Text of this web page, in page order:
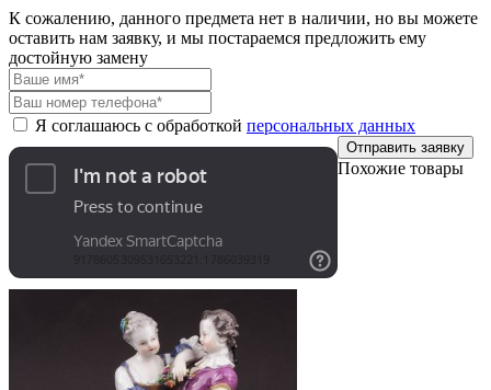
К сожалению, данного предмета нет в наличии, но вы можете
оставить нам заявку, и мы постараемся предложить ему
достойную замену
Я соглашаюсь с обработкой персональных данных
Отправить заявку
Похожие товары